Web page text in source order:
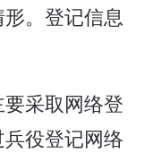
。登记信息
采取网络登
役登记网络